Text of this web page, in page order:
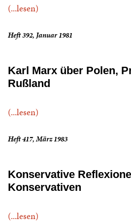
(...lesen)
Heft 392, Januar 1981
Karl Marx über Polen,
Rußland
(...lesen)
Heft 417, März 1983
Konservative
Konservativen
(...lesen)